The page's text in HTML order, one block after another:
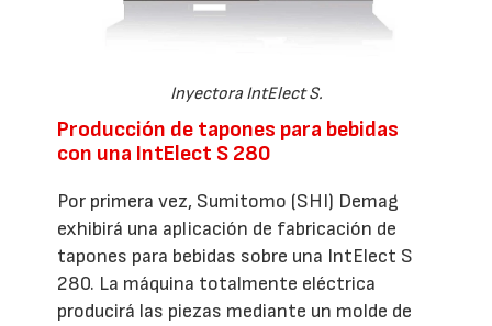
Inyectora IntElect S.
Producción de tapones para bebidas
con una IntElect S 280
Por primera vez, Sumitomo (SHI) Demag
exhibirá una aplicación de fabricación de
tapones para bebidas sobre una IntElect S
280. La máquina totalmente eléctrica
producirá las piezas mediante un molde de